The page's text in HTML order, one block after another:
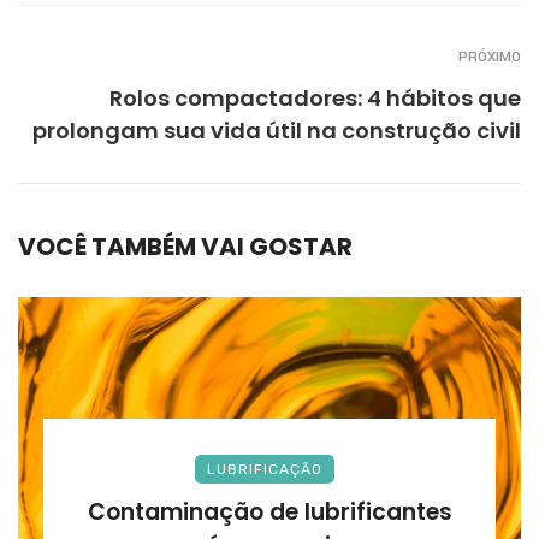
PRÓXIMO
Rolos compactadores: 4 hábitos que
prolongam sua vida útil na construção civil
VOCÊ TAMBÉM VAI GOSTAR
LUBRIFICAÇÃO
Contaminação de lubrificantes